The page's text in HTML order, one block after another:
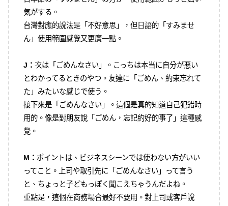
気がする。
台灣對應的說法是「不好意思」，但日語的「すみませ
ん」使用範圍感覺又更廣一點。
J： 次は「ごめんなさい」。こっちは本当に自分が悪い
とわかってるときのやつ。友達に「ごめん、約束忘れて
た」みたいな感じで使う。
接下來是「ごめんなさい」。這個是真的知道自己犯錯時
用的。像是對朋友說「ごめん，忘記約好的事了」這種感
覺。
M： ポイントは、ビジネスシーンでは使わない方がいい
ってこと。上司や取引先に「ごめんなさい」って言う
と、ちょっと子どもっぽく聞こえちゃうんだよね。
重點是，這個在商務場合最好不要用。對上司或客戶說